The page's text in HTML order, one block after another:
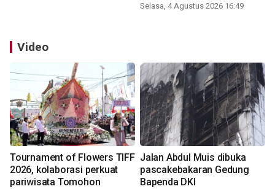
Selasa, 4 Agustus 2026 16:49
Video
Tournament of Flowers TIFF
2026, kolaborasi perkuat
pariwisata Tomohon
Jalan Abdul Muis dibuka
pascakebakaran Gedung
Bapenda DKI